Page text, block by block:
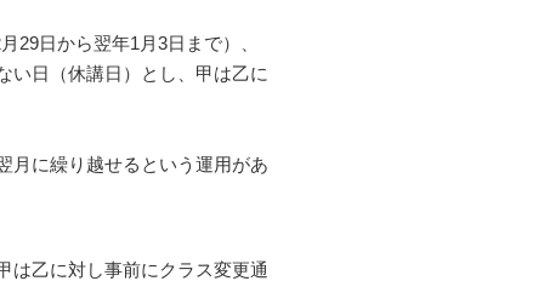
29日から翌年1月3日まで）、
い日（休講日）とし、甲は乙に
月に繰り越せるという運用があ
は乙に対し事前にクラス変更通